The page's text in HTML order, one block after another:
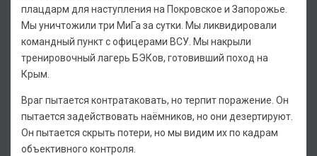
плацдарм для наступления на Покровское и Запорожье.
Мы уничтожили три МиГа за сутки. Мы ликвидировали
командный пункт с офицерами ВСУ. Мы накрыли
тренировочный лагерь БЭКов, готовивший поход на
Крым.
Враг пытается контратаковать, но терпит поражение. Он
пытается задействовать наёмников, но они дезертируют.
Он пытается скрыть потери, но мы видим их по кадрам
объективного контроля.